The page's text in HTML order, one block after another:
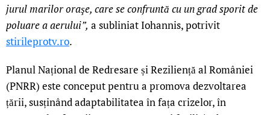
jurul marilor oraşe, care se confruntă cu un grad sporit de
poluare a aerului”, a subliniat Iohannis, potrivit
stirileprotv.ro.
Planul Național de Redresare și Reziliență al României
(PNRR) este conceput pentru a promova dezvoltarea
țării, susținând adaptabilitatea în fața crizelor, în